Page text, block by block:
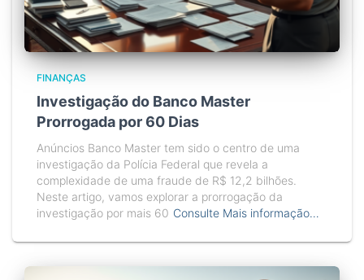
FINANÇAS
Investigação do Banco Master
Prorrogada por 60 Dias
Anúncios Banco Master tem sido o centro de uma
investigação da Polícia Federal que revela a
complexidade de uma fraude de R$ 12,2 bilhões.
Neste artigo, vamos explorar a prorrogação da
investigação por mais 60 Consulte Mais informação…